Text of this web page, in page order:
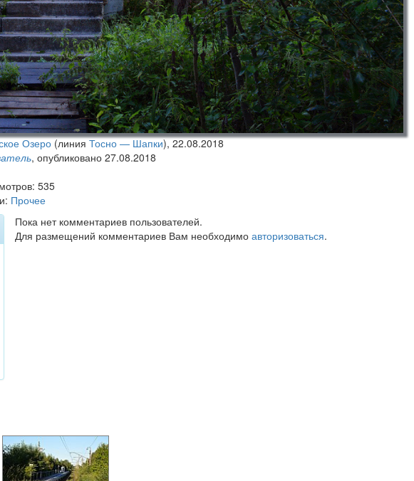
Озеро(линияТосно — Шапки),22.08.2018
, опубликовано 27.08.2018
535
Прочее
Пока нет комментариев пользователей.
Для размещений комментариев Вам необходимо авторизоваться.